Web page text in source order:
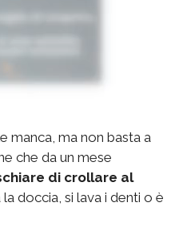
manca, ma non basta a
che da un mese
di crollare al
doccia, si lava i denti o è